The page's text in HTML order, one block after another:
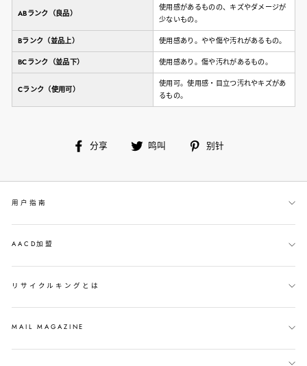
ABランク（良品）
使用感があるものの、キズやダメージが
少ないもの。
Bランク（並品上） 使用感あり。やや傷や汚れがあるもの。
BCランク（並品下） 使用感あり。傷や汚れがあるもの。
Cランク（使用可）
使用可。使用感・目立つ汚れやキズがあ
るもの。
分享 鸣叫 别针
用户指南
AACD加盟
リサイクルキングとは
MAIL MAGAZINE